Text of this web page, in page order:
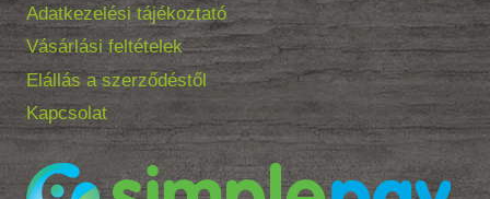
Adatkezelési tájékoztató
Vásárlási feltételek
Elállás a szerződéstől
Kapcsolat